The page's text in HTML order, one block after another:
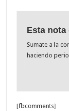
Esta
Sumate a la
haciendo
[fbcomments]